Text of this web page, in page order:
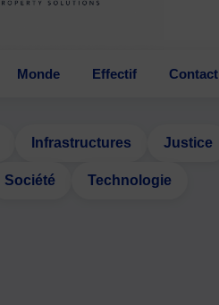
Monde Effectif Contact
Infrastructures Justice
Société Technologie